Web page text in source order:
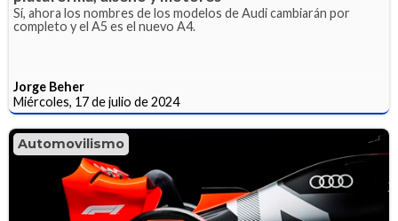
Sí, ahora los nombres de los modelos de Audi cambiarán por
completo y el A5 es el nuevo A4.
Jorge Beher
Miércoles, 17 de julio de 2024
Automovilismo